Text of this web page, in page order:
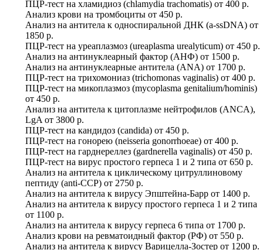
ПЦР-тест на хламидиоз (chlamydia trachomatis) от 400 р.
Анализ крови на тромбоциты от 450 р.
Анализ на антитела к односпиральной ДНК (a-ssDNA) от
1850 р.
ПЦР-тест на уреаплазмоз (ureaplasma urealyticum) от 450 р.
Анализ на антинуклеарный фактор (АНФ) от 1500 р.
Анализ на антинуклеарные антитела (ANA) от 1700 р.
ПЦР-тест на трихомониаз (trichomonas vaginalis) от 400 р.
ПЦР-тест на микоплазмоз (mycoplasma genitalium/hominis)
от 450 р.
Анализ на антитела к цитоплазме нейтрофилов (ANCA),
LgA от 3800 р.
ПЦР-тест на кандидоз (candida) от 450 р.
ПЦР-тест на гонорею (neisseria gonorrhoeae) от 400 р.
ПЦР-тест на гарднереллез (gardnerella vaginalis) от 450 р.
ПЦР-тест на вирус простого герпеса 1 и 2 типа от 650 р.
Анализ на антитела к циклическому цитруллиновому
пептиду (anti-ССР) от 2750 р.
Анализ на антитела к вирусу Эпштейна-Барр от 1400 р.
Анализ на антитела к вирусу простого герпеса 1 и 2 типа
от 1100 р.
Анализ на антитела к вирусу герпеса 6 типа от 1700 р.
Анализ крови на ревматоидный фактор (РФ) от 550 р.
Анализ на антитела к вирусу Варицелла-Зостер от 1200 р.